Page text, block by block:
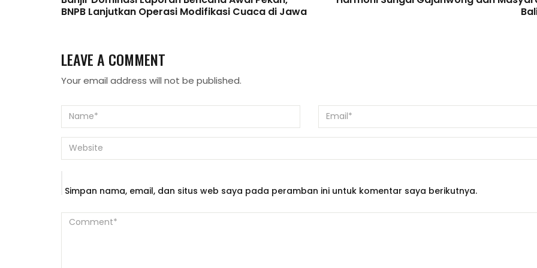
BNPB Lanjutkan Operasi Modifikasi Cuaca di Jawa
LEAVE A COMMENT
Your email address will not be published.
Simpan nama, email, dan situs web saya pada peramban ini untuk komentar saya berikutnya.